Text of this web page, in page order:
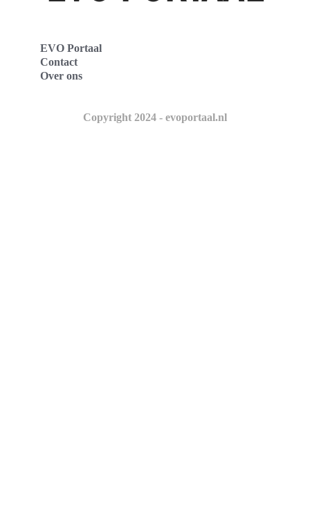
EVO Portaal
Contact
Over ons
Copyright 2024 - evoportaal.nl